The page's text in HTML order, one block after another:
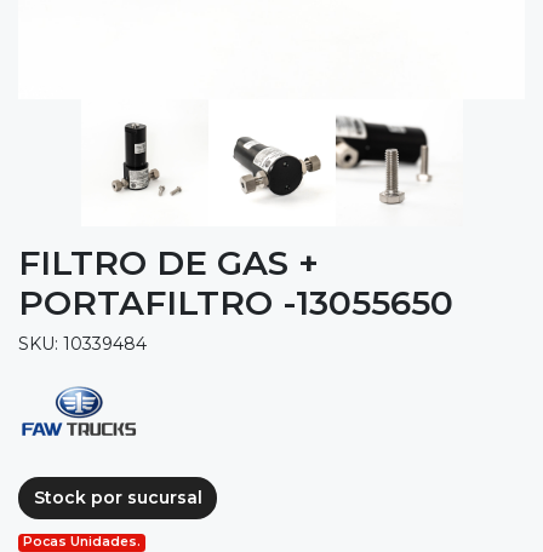
FILTRO DE GAS +
PORTAFILTRO -13055650
SKU: 10339484
Stock por sucursal
Pocas Unidades.